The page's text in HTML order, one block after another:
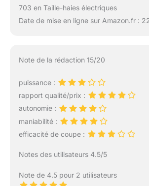
703 en Taille-haies électriques
Date de mise en ligne sur Amazon.fr :
Note de la rédaction 15/20
puissance :
rapport qualité/prix :
autonomie :
maniabilité :
efficacité de coupe :
Notes des utilisateurs 4.5/5
Note de 4.5 pour 2 utilisateurs